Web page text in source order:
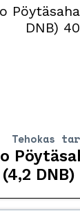
Tehokas
(4,2